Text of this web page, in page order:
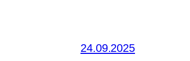
24.09.2025